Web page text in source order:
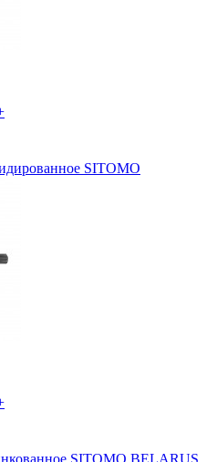
SITOMO
SITOMO BELARUS